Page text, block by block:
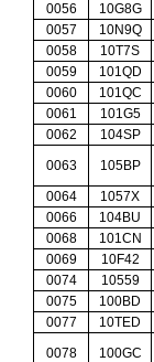
0056
10G8G
0057
10N9Q
0058
10T7S
0059
101QD
0060
101QC
0061
101G5
0062
104SP
0063
105BP
0064
1057X
0066
104BU
0068
101CN
0069
10F42
0074
10559
0075
100BD
0077
10TED
0078
100GC